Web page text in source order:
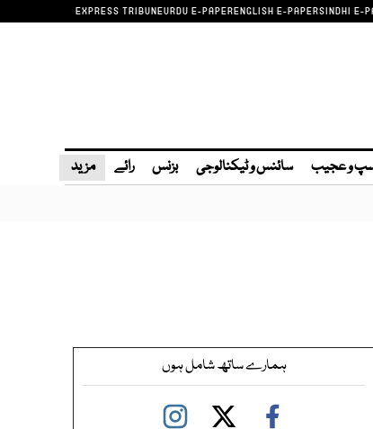
EXPRESS TRIBUNEURDU E-PAPERENGLISH E-PAPERSINDHI E-
و عجیب سائنس و ٹیکنالوجی بزنس رائے مزید
ہمارے ساتھ شامل ہوں